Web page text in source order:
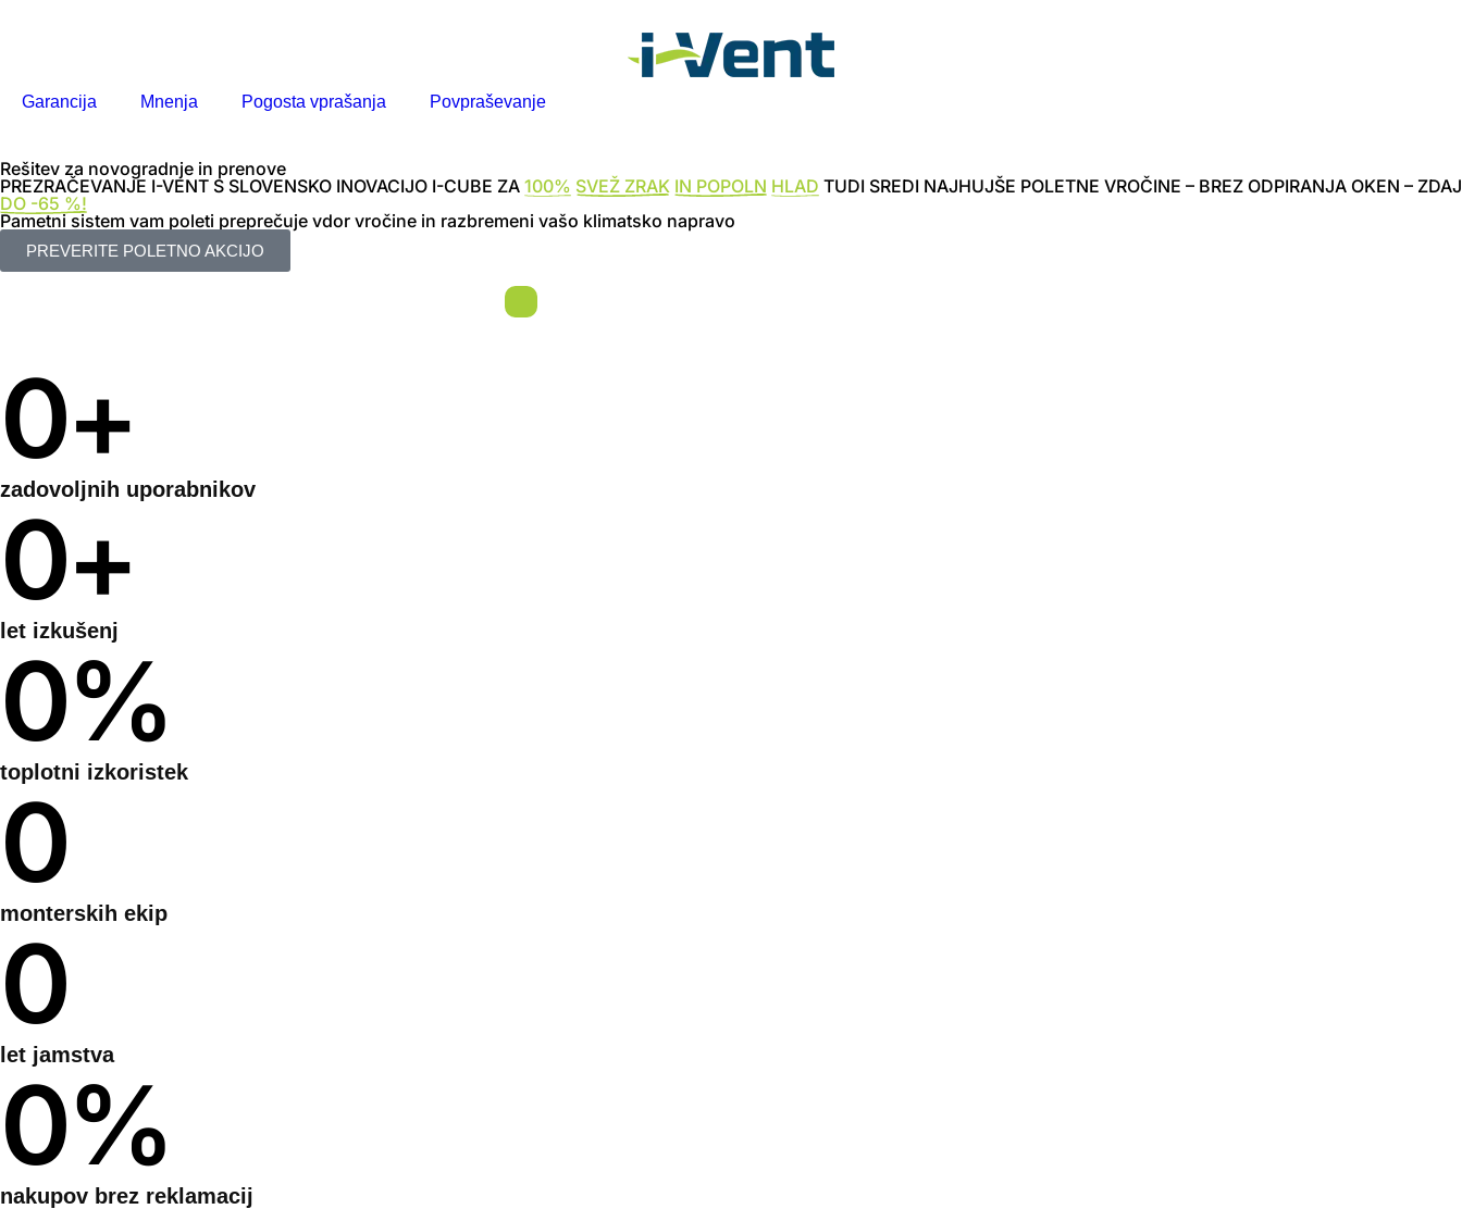
Garancija Mnenja Pogosta vprašanja Povpraševanje
Rešitev za novogradnje in prenove
PREZRAČEVANJE I-VENT S SLOVENSKO INOVACIJO I-CUBE ZA 100% SVEŽ ZRAK IN POPOLN HLAD TUDI SREDI NAJHUJŠE POLETNE VROČINE – BREZ ODPIRANJA OKEN – ZDAJ
DO -65 %!
Pametni sistem vam poleti preprečuje vdor vročine in razbremeni vašo klimatsko napravo
PREVERITE POLETNO AKCIJO
zadovoljnih uporabnikov
0+
let izkušenj
0+
toplotni izkoristek
0%
monterskih ekip
0
let jamstva
0
nakupov brez reklamacij
0%